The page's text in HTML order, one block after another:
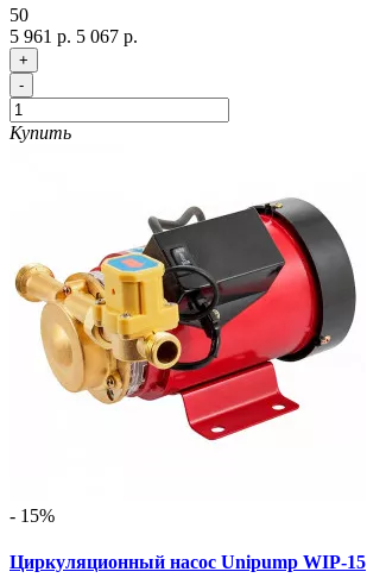
50
5 961 р. 5 067 р.
+
-
Купить
- 15%
Циркуляционный насос Unipump WIP-15